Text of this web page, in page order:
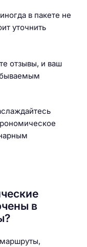
в пакете не
уточнить
отзывы, и ваш
в